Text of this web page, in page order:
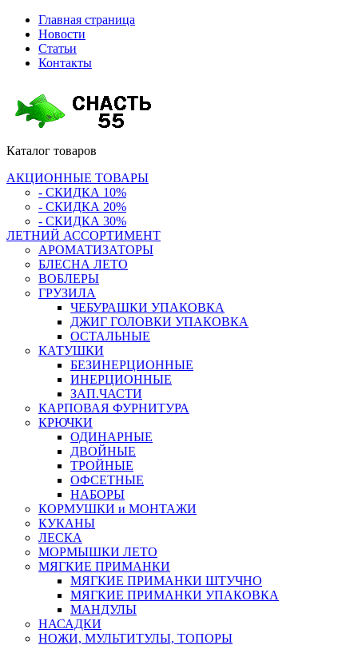
Главная страница
Новости
Статьи
Контакты
Каталог товаров
АКЦИОННЫЕ ТОВАРЫ
- СКИДКА 10%
- СКИДКА 20%
- СКИДКА 30%
ЛЕТНИЙ АССОРТИМЕНТ
АРОМАТИЗАТОРЫ
БЛЕСНА ЛЕТО
ВОБЛЕРЫ
ГРУЗИЛА
ЧЕБУРАШКИ УПАКОВКА
ДЖИГ ГОЛОВКИ УПАКОВКА
ОСТАЛЬНЫЕ
КАТУШКИ
БЕЗИНЕРЦИОННЫЕ
ИНЕРЦИОННЫЕ
ЗАП.ЧАСТИ
КАРПОВАЯ ФУРНИТУРА
КРЮЧКИ
ОДИНАРНЫЕ
ДВОЙНЫЕ
ТРОЙНЫЕ
ОФСЕТНЫЕ
НАБОРЫ
КОРМУШКИ и МОНТАЖИ
КУКАНЫ
ЛЕСКА
МОРМЫШКИ ЛЕТО
МЯГКИЕ ПРИМАНКИ
МЯГКИЕ ПРИМАНКИ ШТУЧНО
МЯГКИЕ ПРИМАНКИ УПАКОВКА
МАНДУЛЫ
НАСАДКИ
НОЖИ, МУЛЬТИТУЛЫ, ТОПОРЫ